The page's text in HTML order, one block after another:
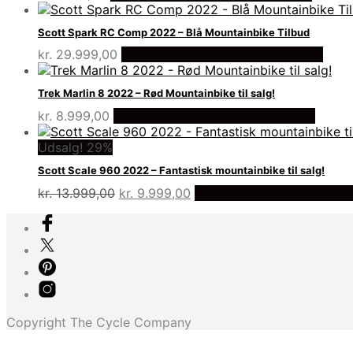
Scott Spark RC Comp 2022 – Blå Mountainbike Tilbud
kr. 29.999,00
Trek Marlin 8 2022 – Rød Mountainbike til salg!
kr. 8.999,00
Udsalg! 29%
Scott Scale 960 2022 – Fantastisk mountainbike til salg!
kr.13.999,00 Den
kr. 9.999,00
Copyright The Cycle Company